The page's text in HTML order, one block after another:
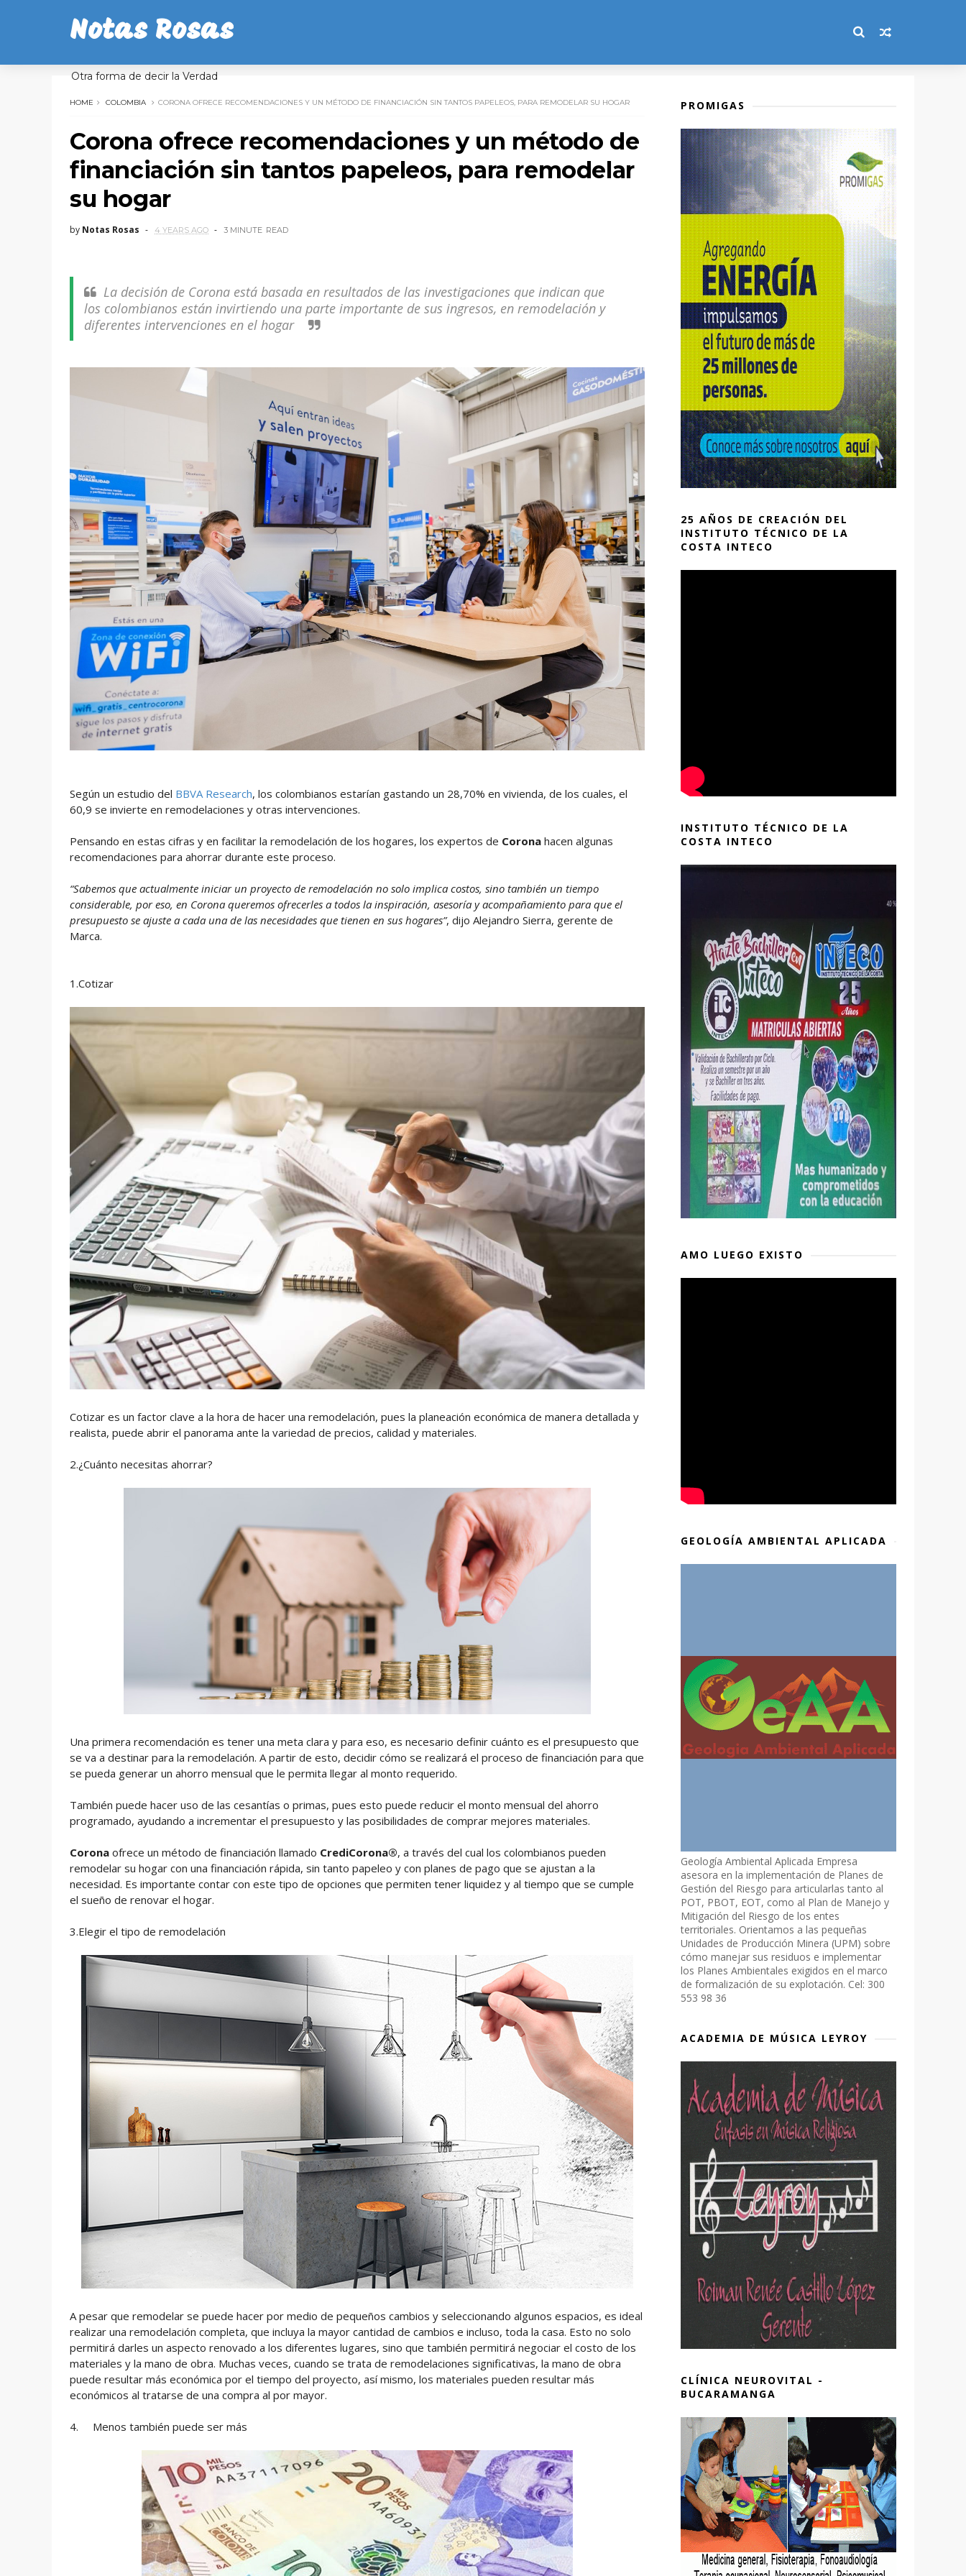
Notas Rosas
Otra forma de decir la Verdad
HOME COLOMBIA CORONA OFRECE RECOMENDACIONES Y UN MÉTODO DE FINANCIACIÓN SIN TANTOS PAPELEOS, PARA REMODELAR SU HOGAR
Corona ofrece recomendaciones y un método de
financiación sin tantos papeleos, para remodelar
su hogar
by Notas Rosas 4 YEARS AGO 3 MINUTE READ
La decisión de Corona está basada en resultados de las investigaciones que indican que
los colombianos están invirtiendo una parte importante de sus ingresos, en remodelación y
diferentes intervenciones en el hogar
Según un estudio del BBVA Research, los colombianos estarían gastando un 28,70% en vivienda, de los cuales, el
60,9 se invierte en remodelaciones y otras intervenciones.
Pensando en estas cifras y en facilitar la remodelación de los hogares, los expertos de Corona hacen algunas
recomendaciones para ahorrar durante este proceso.
“Sabemos que actualmente iniciar un proyecto de remodelación no solo implica costos, sino también un tiempo
considerable, por eso, en Corona queremos ofrecerles a todos la inspiración, asesoría y acompañamiento para que el
presupuesto se ajuste a cada una de las necesidades que tienen en sus hogares”, dijo Alejandro Sierra, gerente de
Marca.
1.Cotizar
Cotizar es un factor clave a la hora de hacer una remodelación, pues la planeación económica de manera detallada y
realista, puede abrir el panorama ante la variedad de precios, calidad y materiales.
2.¿Cuánto necesitas ahorrar?
Una primera recomendación es tener una meta clara y para eso, es necesario definir cuánto es el presupuesto que
se va a destinar para la remodelación. A partir de esto, decidir cómo se realizará el proceso de financiación para que
se pueda generar un ahorro mensual que le permita llegar al monto requerido.
También puede hacer uso de las cesantías o primas, pues esto puede reducir el monto mensual del ahorro
programado, ayudando a incrementar el presupuesto y las posibilidades de comprar mejores materiales.
Corona ofrece un método de financiación llamado CrediCorona®, a través del cual los colombianos pueden
remodelar su hogar con una financiación rápida, sin tanto papeleo y con planes de pago que se ajustan a la
necesidad. Es importante contar con este tipo de opciones que permiten tener liquidez y al tiempo que se cumple
el sueño de renovar el hogar.
3.Elegir el tipo de remodelación
A pesar que remodelar se puede hacer por medio de pequeños cambios y seleccionando algunos espacios, es ideal
realizar una remodelación completa, que incluya la mayor cantidad de cambios e incluso, toda la casa. Esto no solo
permitirá darles un aspecto renovado a los diferentes lugares, sino que también permitirá negociar el costo de los
materiales y la mano de obra. Muchas veces, cuando se trata de remodelaciones significativas, la mano de obra
puede resultar más económica por el tiempo del proyecto, así mismo, los materiales pueden resultar más
económicos al tratarse de una compra al por mayor.
4. Menos también puede ser más
PROMIGAS
25 AÑOS DE CREACIÓN DEL
INSTITUTO TÉCNICO DE LA
COSTA INTECO
INSTITUTO TÉCNICO DE LA
COSTA INTECO
AMO LUEGO EXISTO
GEOLOGÍA AMBIENTAL APLICADA
Geología Ambiental Aplicada Empresa
asesora en la implementación de Planes de
Gestión del Riesgo para articularlas tanto al
POT, PBOT, EOT, como al Plan de Manejo y
Mitigación del Riesgo de los entes
territoriales. Orientamos a las pequeñas
Unidades de Producción Minera (UPM) sobre
cómo manejar sus residuos e implementar
los Planes Ambientales exigidos en el marco
de formalización de su explotación. Cel: 300
553 98 36
ACADEMIA DE MÚSICA LEYROY
CLÍNICA NEUROVITAL -
BUCARAMANGA